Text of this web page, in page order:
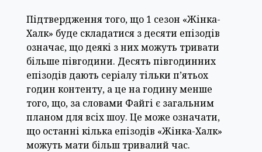
Підтвердження того, що 1 сезон «Жінка-
Халк» буде складатися з десяти епізодів
означає, що деякі з них можуть тривати
більше півгодини. Десять півгодинних
епізодів дають серіалу тільки п’ятьох
годин контенту, а це на годину менше
того, що, за словами Файгі є загальним
планом для всіх шоу. Це може означати,
що останні кілька епізодів «Жінка-Халк»
можуть мати більш тривалий час.